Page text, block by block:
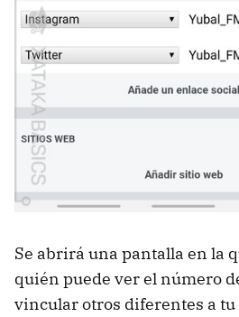
Se abrirá una pantalla en la
quién puede ver el número
vincular otros diferentes a tu